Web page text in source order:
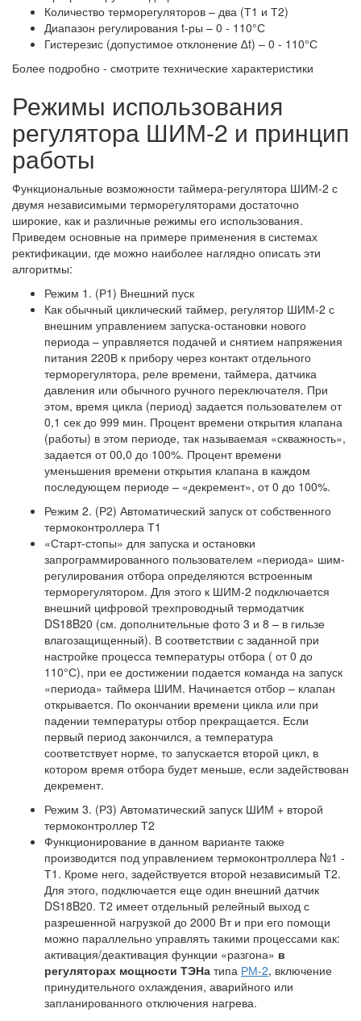
Количество терморегуляторов – два (Т1 и Т2)
Диапазон регулирования t-ры – 0 - 110°С
Гистерезис (допустимое отклонение ∆t) – 0 - 110°С
Более подробно - смотрите технические характеристики
Режимы использования
регулятора ШИМ-2 и принцип
работы
Функциональные возможности таймера-регулятора ШИМ-2 с
двумя независимыми терморегуляторами достаточно
широкие, как и различные режимы его использования.
Приведем основные на примере применения в системах
ректификации, где можно наиболее наглядно описать эти
алгоритмы:
Режим 1. (Р1) Внешний пуск
Как обычный циклический таймер, регулятор ШИМ-2 с
внешним управлением запуска-остановки нового
периода – управляется подачей и снятием напряжения
питания 220В к прибору через контакт отдельного
терморегулятора, реле времени, таймера, датчика
давления или обычного ручного переключателя. При
этом, время цикла (период) задается пользователем от
0,1 сек до 999 мин. Процент времени открытия клапана
(работы) в этом периоде, так называемая «скважность»,
задается от 00,0 до 100%. Процент времени
уменьшения времени открытия клапана в каждом
последующем периоде – «декремент», от 0 до 100%.
Режим 2. (Р2) Автоматический запуск от собственного
термоконтроллера Т1
«Старт-стопы» для запуска и остановки
запрограммированного пользователем «периода» шим-
регулирования отбора определяются встроенным
терморегулятором. Для этого к ШИМ-2 подключается
внешний цифровой трехпроводный термодатчик
DS18B20 (см. дополнительные фото 3 и 8 – в гильзе
влагозащищенный). В соответствии с заданной при
настройке процесса температуры отбора ( от 0 до
110°С), при ее достижении подается команда на запуск
«периода» таймера ШИМ. Начинается отбор – клапан
открывается. По окончании времени цикла или при
падении температуры отбор прекращается. Если
первый период закончился, а температура
соответствует норме, то запускается второй цикл, в
котором время отбора будет меньше, если задействован
декремент.
Режим 3. (Р3) Автоматический запуск ШИМ + второй
термоконтроллер Т2
Функционирование в данном варианте также
производится под управлением термоконтроллера №1 -
Т1. Кроме него, задействуется второй независимый Т2.
Для этого, подключается еще один внешний датчик
DS18B20. Т2 имеет отдельный релейный выход с
разрешенной нагрузкой до 2000 Вт и при его помощи
можно параллельно управлять такими процессами как:
активация/деактивация функции «разгона» в
регуляторах мощности ТЭНа типа РМ-2, включение
принудительного охлаждения, аварийного или
запланированного отключения нагрева.